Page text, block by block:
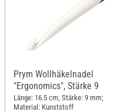
Prym Wollhäkelnadel
"Ergonomics", Stärke 9
Länge: 16.5 cm; Stärke: 9 mm;
Material: Kunststoff